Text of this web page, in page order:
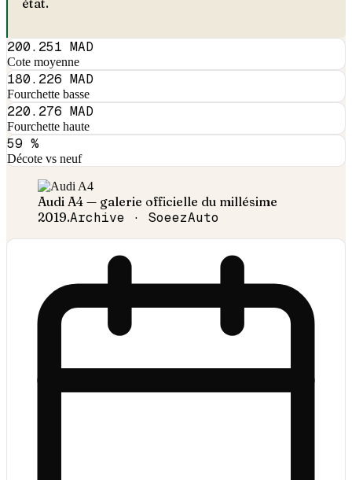
état.
200.251 MAD
Cote moyenne
180.226 MAD
Fourchette basse
220.276 MAD
Fourchette haute
59 %
Décote vs neuf
Audi A4 — galerie officielle du millésime
2019.Archive · SoeezAuto